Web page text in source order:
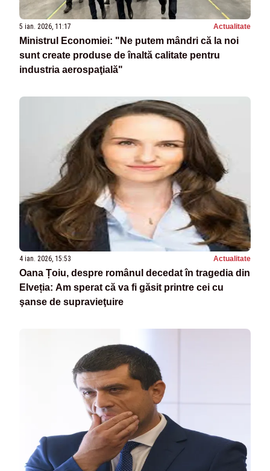
5 ian. 2026, 11:17 Actualitate
Ministrul Economiei: "Ne putem mândri că la noi
sunt create produse de înaltă calitate pentru
industria aerospaţială"
4 ian. 2026, 15:53 Actualitate
Oana Țoiu, despre românul decedat în tragedia din
Elveția: Am sperat că va fi găsit printre cei cu
şanse de supravieţuire